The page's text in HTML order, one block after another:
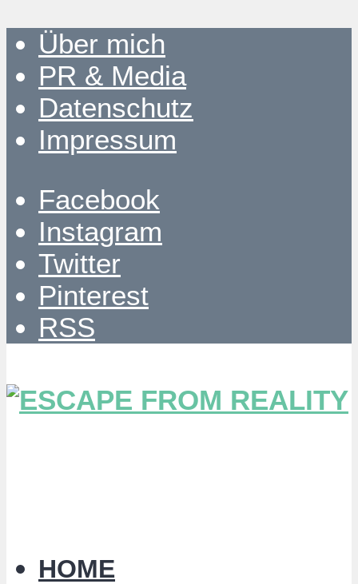
Über mich
PR & Media
Datenschutz
Impressum
Facebook
Instagram
Twitter
Pinterest
RSS
HOME